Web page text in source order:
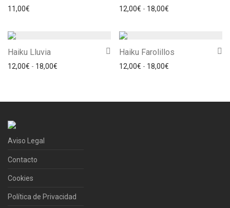
11,00€ 12,00€ - 18,00€
Haiku Lluvia
12,00€ - 18,00€ Rango de precios: desde 12,00€ hasta 18,00€
Haiku Farolillos
12,00€ - 18,00€
Aviso Legal
Contacto
Cookies
Política de Privacidad